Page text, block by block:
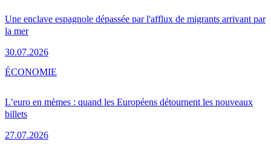
Une enclave espagnole dépassée par l'afflux de migrants arrivant par
la mer
30.07.2026
L’euro en mèmes : quand les Européens détournent les nouveaux
billets
27.07.2026
ÉCONOMIE